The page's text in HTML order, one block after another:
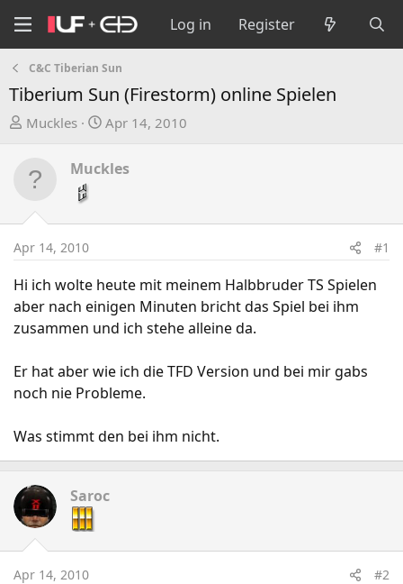
Log in Register
C&C Tiberian Sun
Tiberium Sun (Firestorm) online Spielen
T
e
d
t
a
r
e
Muckles
S
a
d
t
e
Apr 14, 2010
Muckles
Apr 14, 2010 #1
Hi ich wolte heute mit meinem Halbbruder TS Spielen
aber nach einigen Minuten bricht das Spiel bei ihm
zusammen und ich stehe alleine da.
Er hat aber wie ich die TFD Version und bei mir gabs
noch nie Probleme.
Was stimmt den bei ihm nicht.
Saroc
Apr 14, 2010 #2